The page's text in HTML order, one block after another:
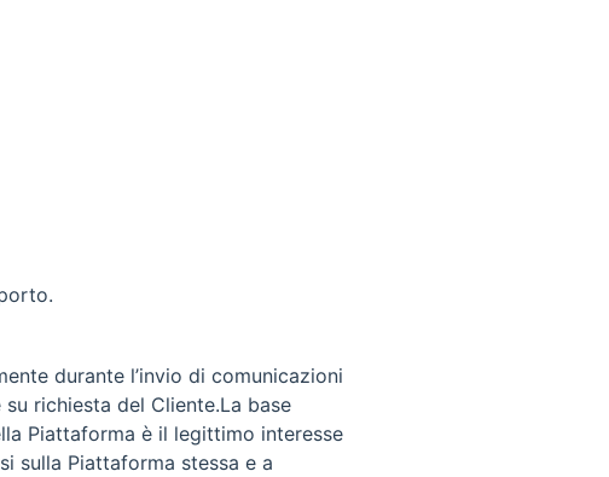
durante l’invio di comunicazioni
richiesta del Cliente.La base
Piattaforma è il legittimo interesse
sulla Piattaforma stessa e a